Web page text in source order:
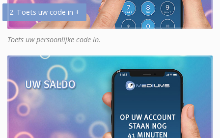
2. Toets uw code in +
Toets uw persoonlijke code in.